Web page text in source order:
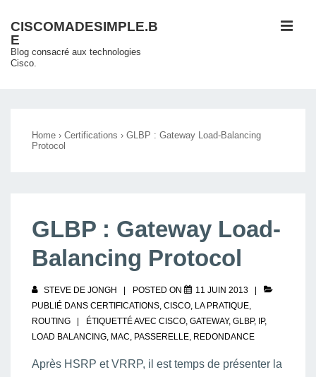
passer
au
contenu
CISCOMADESIMPLE.B
E
Blog consacré aux technologies
Cisco.
Home › Certifications › GLBP : Gateway Load-Balancing
Protocol
GLBP : Gateway Load-
Balancing Protocol
STEVE DE JONGH POSTED ON
11 JUIN 2013
PUBLIÉ DANS CERTIFICATIONS, CISCO, LA PRATIQUE,
ROUTING
ÉTIQUETTÉ AVEC CISCO, GATEWAY, GLBP, IP,
LOAD BALANCING, MAC, PASSERELLE, REDONDANCE
Après HSRP et VRRP, il est temps de présenter la